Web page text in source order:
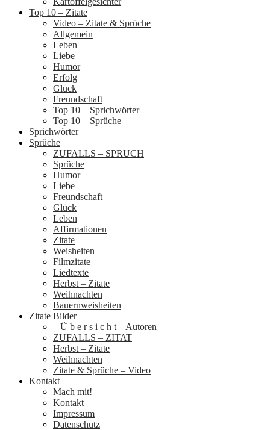
Top 10 – Zitate
Video – Zitate & Sprüche
Allgemein
Leben
Liebe
Humor
Erfolg
Glück
Freundschaft
Top 10 – Sprichwörter
Top 10 – Sprüche
Sprichwörter
Sprüche
ZUFALLS – SPRUCH
Sprüche
Humor
Liebe
Freundschaft
Glück
Leben
Affirmationen
Zitate
Weisheiten
Filmzitate
Liedtexte
Herbst – Zitate
Weihnachten
Bauernweisheiten
Zitate Bilder
– Ü b e r s i c h t – Autoren
ZUFALLS – ZITAT
Herbst – Zitate
Weihnachten
Zitate & Sprüche – Video
Kontakt
Mach mit!
Kontakt
Impressum
Datenschutz